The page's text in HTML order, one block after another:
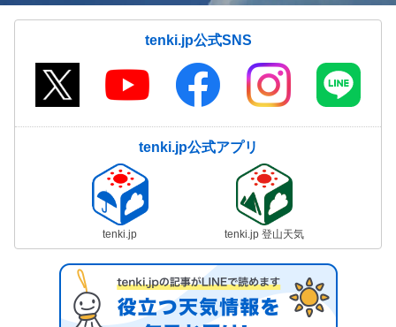
tenki.jp公式SNS
tenki.jp公式アプリ
tenki.jp tenki.jp 登山天気